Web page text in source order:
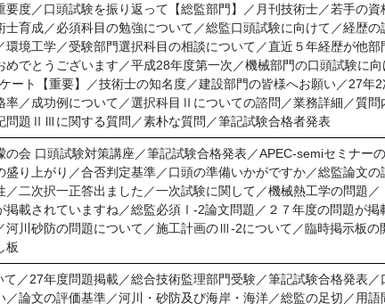
要度／口頭試験を振り返って【総監部門】／月刊技術士／若手の
士育成／必須科目の勉強について／総監口頭試験に向けて／経歴
境工学／受験部門選択科目の相談について／直近５年経歴が他
でとうございます／平成28年度第一次／機械部門の口頭試験に向
ート【重要】／技術士の知名度／建設部門の皆様へお願い／27年
率／成功例について／選択科目Ⅱについての諮問／業務詳細／質
問題ⅡⅢに関する質問／素朴な質問／筆記試験合格者発表
の会 口頭試験対策講座／筆記試験合格発表／APEC-semiセミナー
り上がり／合否判定基準／口頭の準備いかがですか／総監論文
／二次択一正答出ました／一次試験に関して／機械熱工学の問題
掲載されていますね／総監必須Ⅰ-2論文問題／２７年度の問題が
川砂防の問題について／施工計画のⅢ-2について／臨時掲示板の
板
／27年度問題掲載／総合技術監理部門受験／筆記試験合格発表
／論文の評価基準／河川・砂防及び海岸・海洋／総監の足切／用